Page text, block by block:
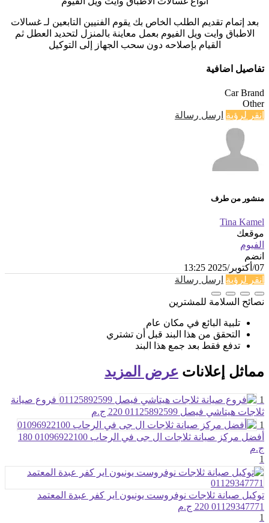
بعد إتمام تقديم الطلب الخاص بك يقوم الفنيين التابعين لـ غسالات
الاطباق وايت ويل الفيوم بعمل معاينة بالمنزل لتحديد العطل ثم
القيام بإصلاحه دون سحب الجهاز إلى التوكيل
تفاصيل اضافية
Car Brand
Other
انقر لرؤية ارسل رسالة
منشور من طرف
Tina Kamel
موقعك
الفيوم
انضم
07/أكتوبر/2025 13:25
انقر لرؤية ارسل رسالة
نصائح السلامة للمشترين
تلبية البائع في مكان عام
التحقق من هذا البند قبل أن تشتري
تدفع فقط بعد جمع هذا البند
مماثل إعلانات عرض المزيد
1
فروع صيانة
ثلاجات هيتاشي فيصل 01125892599
220 ج.م
1
أفضل مركز صيانة ثلاجات ال جى في الرحاب 01096922100
180
ج.م
1
توكيل صيانة ثلاجات نوفروست يونيون اير كفر عبدة المعتمد
01129347771 220 ج.م
1